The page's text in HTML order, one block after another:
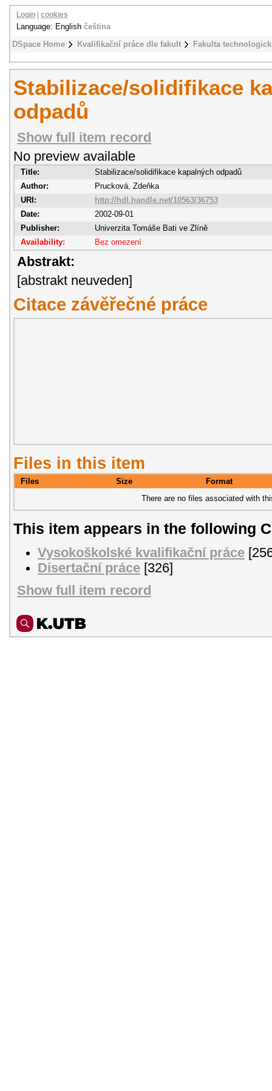
DSpace Home Kvalifikační práce dle fakult Fakulta
Login cookies
Language: English čeština
Stabilizace/solidifikace
odpadů
Show full item record
No preview available
Title:
Stabilizace/solidifikace kapalných odpadů
Author:
Prucková, Zdeňka
URI:
http://hdl.handle.net/10563/36753
Date:
2002-09-01
Publisher:
Univerzita Tomáše Bati ve Zlíně
Availability:
Bez omezení
Abstrakt:
[abstrakt neuveden]
Citace závěřečné práce
Files in this item
Files Size
Format
There are no files associated with
This item appears in the following
Vysokoškolské kvalifikační práce
Disertační práce [326]
Show full item record